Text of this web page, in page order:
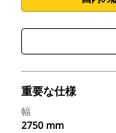
重要な仕様
幅
2750 mm